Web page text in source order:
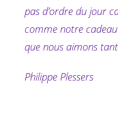
pas d’ordre du jour
comme notre
que nous aimons
Philippe Plessers